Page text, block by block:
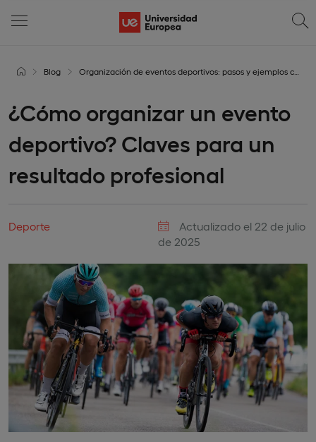
Blog Organización de eventos deportivos: pasos y ejemplos clave
¿Cómo organizar un evento
deportivo? Claves para un
resultado profesional
Deporte
Actualizado el 22 de julio
de 2025